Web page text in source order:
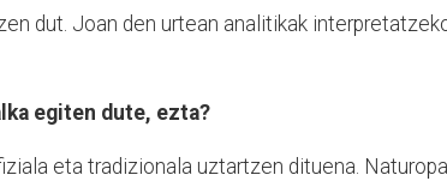
dut. Joan den urtean analitikak
egiten dute, ezta?
eta tradizionala uztartzen dituena.